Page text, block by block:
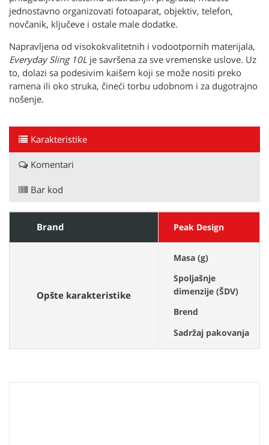
jednostavno organizovati fotoaparat, objektiv, telefon,
novčanik, ključeve i ostale male dodatke.
Napravljena od visokokvalitetnih i vodootpornih materijala,
Everyday Sling 10L je savršena za sve vremenske uslove. Uz
to, dolazi sa podesivim kaišem koji se može nositi preko
ramena ili oko struka, čineći torbu udobnom i za dugotrajno
nošenje.
Karakteristike
Komentari
Bar kod
Brand Peak Design
Opšte karakteristike
Masa (g)
Spoljašnje
dimenzije (ŠDV)
Brend
Sadržaj pakovanja